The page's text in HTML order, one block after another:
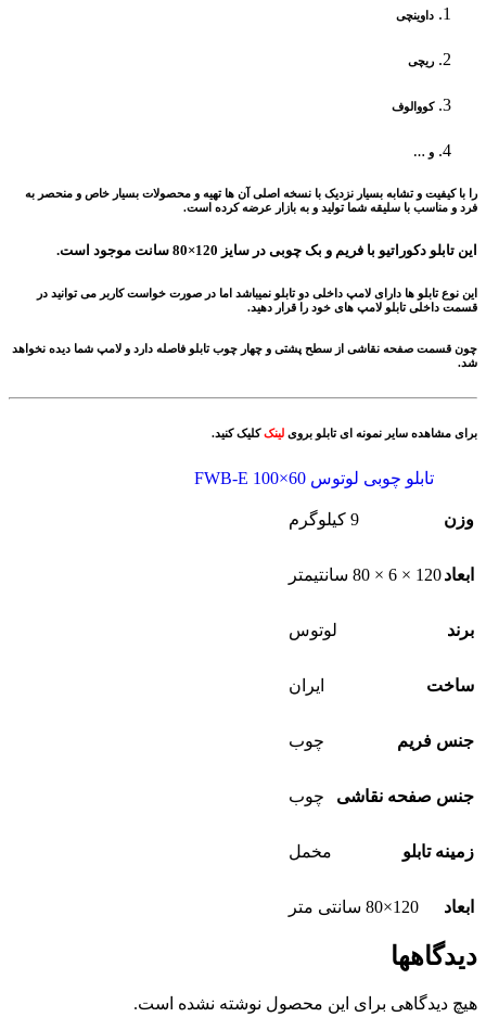
داوینچی
ریچی
کووالوف
و …
را با کیفیت و تشابه بسیار نزدیک با نسخه اصلی آن ها تهیه و محصولات بسیار خاص و منحصر به
فرد و مناسب با سلیقه شما تولید و به بازار عرضه کرده است.
این تابلو دکوراتیو با فریم و بک چوبی در سایز 120×80 سانت موجود است.
این نوع تابلو ها دارای لامپ داخلی دو تابلو نمیباشد اما در صورت خواست کاربر می توانید در
قسمت داخلی تابلو لامپ های خود را قرار دهید.
چون قسمت صفحه نقاشی از سطح پشتی و چهار چوب تابلو فاصله دارد و لامپ شما دیده نخواهد
شد.
برای مشاهده سایر نمونه ای تابلو بروی لینککلیک کنید.
تابلو چوبی لوتوس FWB-E 100×60
وزن 9 کیلوگرم
ابعاد120 × 6 × 80 سانتیمتر
برند لوتوس
ساخت ایران
جنس فریم چوب
جنس صفحه نقاشی چوب
زمینه تابلو مخمل
ابعاد 120×80 سانتی متر
دیدگاهها
هیچ دیدگاهی برای این محصول نوشته نشده است.